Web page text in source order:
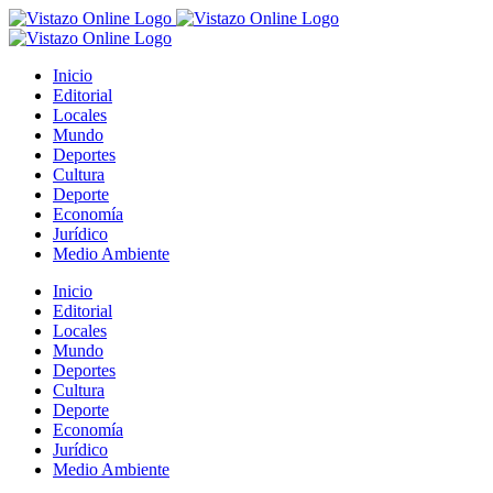
Saltar
al
Inicio
Editorial
Locales
Mundo
Deportes
Cultura
Deporte
Economía
Jurídico
Medio Ambiente
Inicio
Editorial
Locales
Mundo
Deportes
Cultura
Deporte
Economía
Jurídico
Medio Ambiente